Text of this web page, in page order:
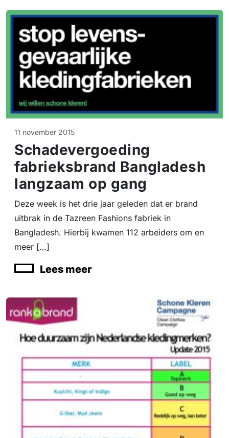
11 november 2015
Schadevergoeding
fabrieksbrand Bangladesh
langzaam op gang
Deze week is het drie jaar geleden dat er brand
uitbrak in de Tazreen Fashions fabriek in
Bangladesh. Hierbij kwamen 112 arbeiders om en
meer […]
Lees meer